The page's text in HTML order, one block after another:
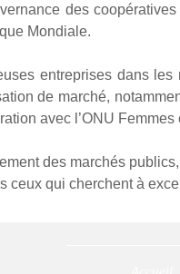
des
Mondiale.
entreprises dans
de marché,
avec l’ONU Femmes
des marchés
ceux qui cherchent à